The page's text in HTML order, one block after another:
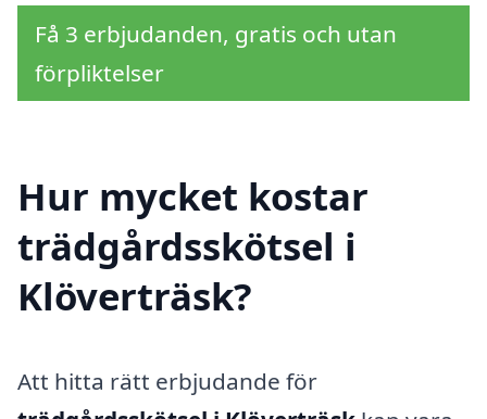
Få 3 erbjudanden, gratis och utan
förpliktelser
Hur mycket kostar
trädgårdsskötsel i
Klöverträsk?
Att hitta rätt erbjudande för